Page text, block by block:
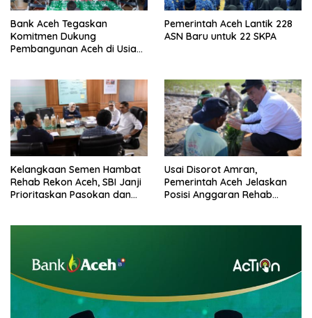
Bank Aceh Tegaskan
Komitmen Dukung
Pembangunan Aceh di Usia
Pemerintah Aceh Lantik 228
ASN Baru untuk 22 SKPA
Kelangkaan Semen Hambat
Rehab Rekon Aceh, SBI Janji
Prioritaskan Pasokan dan
Usai Disorot Amran,
Pemerintah Aceh Jelaskan
Posisi Anggaran Rehab